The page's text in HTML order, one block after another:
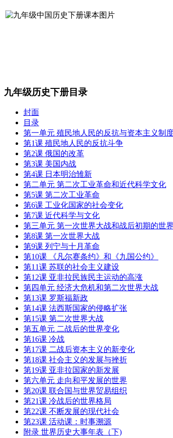
九年级历史下册目录
封面
目录
第一单元 殖民地人民的反抗与资本主义制
第1课 殖民地人民的反抗斗争
第2课 俄国的改革
第3课 美国内战
第4课 日本明治雏新
第二单元 第二次工业革命和近代科学文化
第5课 第二次工业革命
第6课 工业化国家的社会变化
第7课 近代科学与文化
第三单元 第一次世界大战和战后初期的世界
第8课 第一次世界大战
第9课 列宁与十月革命
第10课 《凡尔赛条约》和《九国公约》
第11课 苏联的社会主义建设
第12课 亚非拉民族民主运动的高涨
第四单元 经济大危机和第二次世界大战
第13课 罗斯福新政
第14课 法西斯国家的侵略扩张
第15课 第二次世界大战
第五单元 二战后的世界变化
第16课 冷战
第17课 二战后资本主义的新变化
第18课 社会主义的发展与挫折
第19课 亚非拉国家的新发展
第六单元 走向和平发展的世界
第20课 联合国与世界贸易组织
第21课 冷战后的世界格局
第22课 不断发展的现代社会
第23课 活动课：时事溯源
附录 世界历史大事年表（下)